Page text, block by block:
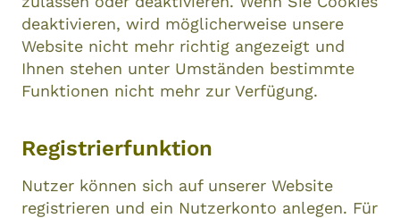
deaktivieren, wird möglicherweise unsere
Website nicht mehr richtig angezeigt und
Ihnen stehen unter Umständen bestimmte
Funktionen nicht mehr zur Verfügung.
Registrierfunktion
Nutzer können sich auf unserer Website
registrieren und ein Nutzerkonto anlegen. Für